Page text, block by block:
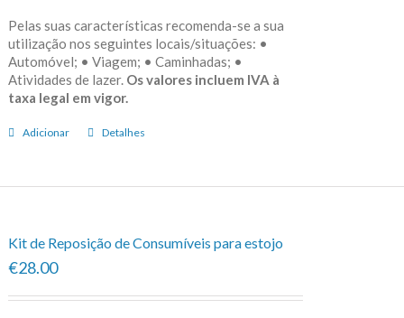
Pelas suas características recomenda-se a sua
utilização nos seguintes locais/situações: •
Automóvel; • Viagem; • Caminhadas; •
Atividades de lazer. Os valores incluem IVA à
taxa legal em vigor.
Adicionar Detalhes
Kit de Reposição de Consumíveis para estojo
€28.00